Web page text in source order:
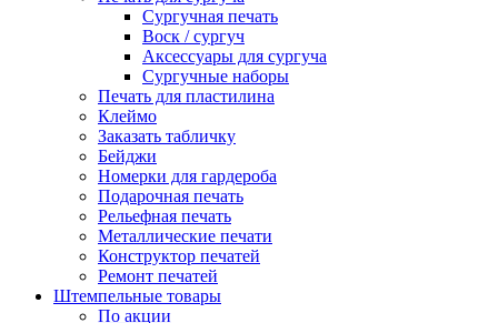
Сургучная печать
Воск / сургуч
Аксессуары для сургуча
Сургучные наборы
Печать для пластилина
Клеймо
Заказать табличку
Бейджи
Номерки для гардероба
Подарочная печать
Рельефная печать
Металлические печати
Конструктор печатей
Ремонт печатей
Штемпельные товары
По акции